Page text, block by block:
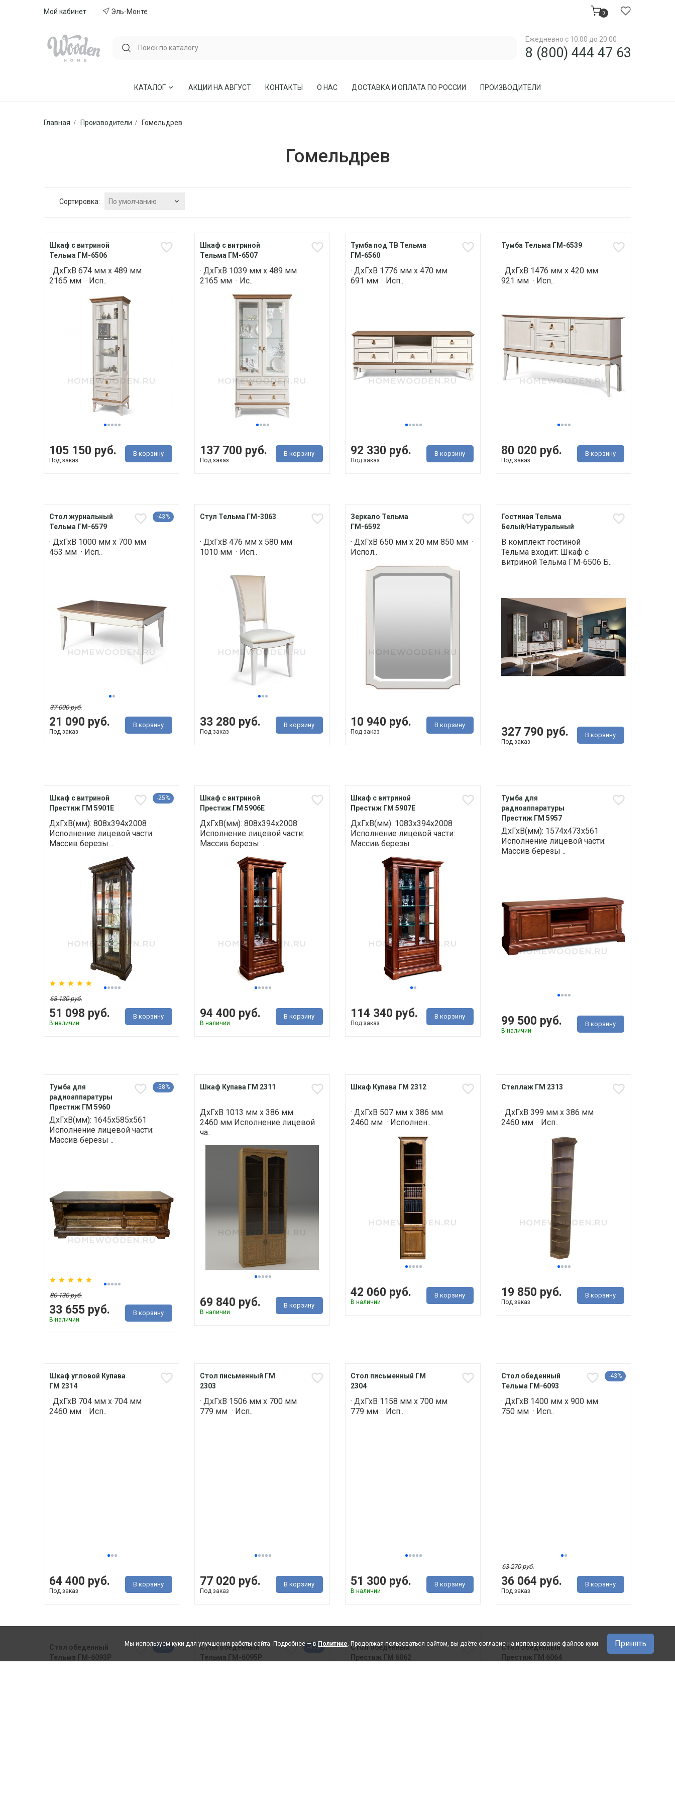
Мой кабинет Эль-Монте 0
Ежедневно с 10:00 до 20:00
8 (800) 444 47 63
КАТАЛОГ
КАБИНЕТЫ, БИБЛИОТЕКИ
АКЦИИ НА АВГУСТ КОНТАКТЫ О НАС ДОСТАВКА И ОПЛАТА ПО РОССИИ ПРОИЗВОДИТЕЛИ
Главная Производители Гомельдрев
Гомельдрев
Сортировка: По умолчанию
Шкаф с витриной
Тельма ГМ-6506
· ДхГхВ 674 мм х 489 мм
2165 мм · Исп..
105 150 руб.
Под заказ
В корзину
Шкаф с витриной
Тельма ГМ-6507
· ДхГхВ 1039 мм х 489 мм
2165 мм · Ис..
137 700 руб.
Под заказ
В корзину
Тумба под ТВ Тельма
ГМ-6560
· ДхГхВ 1776 мм х 470 мм
691 мм · Исп..
92 330 руб.
Под заказ
В корзину
Тумба Тельма ГМ-6539
· ДхГхВ 1476 мм х 420 мм
921 мм · Исп..
80 020 руб.
Под заказ
В корзину
Стол журнальный
Тельма ГМ-6579
-43%
· ДхГхВ 1000 мм х 700 мм
453 мм · Исп..
21 090 руб.
37 000 руб.
Под заказ
В корзину
Стул Тельма ГМ-3063
· ДхГхВ 476 мм х 580 мм
1010 мм · Исп..
33 280 руб.
Под заказ
В корзину
Зеркало Тельма
ГМ-6592
· ДхГхВ 650 мм х 20 мм 850 мм ·
Испол..
10 940 руб.
Под заказ
В корзину
Гостиная Тельма
Белый/Натуральный
В комплект гостиной
Тельма входит: Шкаф с
витриной Тельма ГМ-6506 Б..
327 790 руб.
Под заказ
В корзину
Шкаф с витриной
Престиж ГМ 5901E
-25%
ДхГхВ(мм): 808х394х2008
Исполнение лицевой части:
Массив березы ..
51 098 руб.
68 130 руб.
В наличии
В корзину
Шкаф с витриной
Престиж ГМ 5906Е
ДхГхВ(мм): 808х394х2008
Исполнение лицевой части:
Массив березы ..
94 400 руб.
В наличии
В корзину
Шкаф с витриной
Престиж ГМ 5907Е
ДхГхВ(мм): 1083х394х2008
Исполнение лицевой части:
Массив березы ..
114 340 руб.
Под заказ
В корзину
Тумба для
радиоаппаратуры
Престиж ГМ 5957
ДхГхВ(мм): 1574х473х561
Исполнение лицевой части:
Массив березы ..
99 500 руб.
В наличии
В корзину
Тумба для
радиоаппаратуры
Престиж ГМ 5960
-58%
ДхГхВ(мм): 1645х585х561
Исполнение лицевой части:
Массив березы ..
33 655 руб.
80 130 руб.
В наличии
В корзину
Шкаф Купава ГМ 2311
ДхГхВ 1013 мм х 386 мм
2460 мм Исполнение лицевой
ча..
69 840 руб.
В наличии
В корзину
Шкаф Купава ГМ 2312
· ДхГхВ 507 мм х 386 мм
2460 мм · Исполнен..
42 060 руб.
В наличии
В корзину
Стеллаж ГМ 2313
· ДхГхВ 399 мм х 386 мм
2460 мм · Исп..
19 850 руб.
Под заказ
В корзину
Шкаф угловой Купава
ГМ 2314
· ДхГхВ 704 мм х 704 мм
2460 мм · Исп..
64 400 руб.
Под заказ
В корзину
Стол письменный ГМ
2303
· ДхГхВ 1506 мм х 700 мм
779 мм · Исп..
77 020 руб.
Под заказ
В корзину
Стол письменный ГМ
2304
· ДхГхВ 1158 мм х 700 мм
779 мм · Исп..
51 300 руб.
В наличии
В корзину
Стол обеденный
Тельма ГМ-6093
-43%
· ДхГхВ 1400 мм х 900 мм
750 мм · Исп..
36 064 руб.
63 270 руб.
Под заказ
В корзину
Стол обеденный
Тельма ГМ-6093Р
-43%
Стол обеденный
Тельма ГМ-6095Р
-43%
Стол обеденный
Престиж ГМ 6062
Стол обеденный
Престиж ГМ 6064
Мы используем куки для улучшения работы сайта. Подробнее — вПолитике . Продолжая пользоваться сайтом, вы даёте согласие на использование файлов куки. Принять